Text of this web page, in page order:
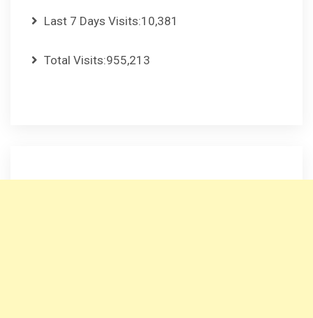
Last 7 Days Visits:10,381
Total Visits:955,213